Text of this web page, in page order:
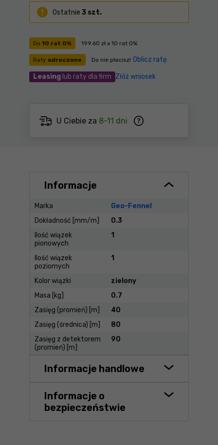
Do 10 rat 0% 199.60 zł x 10 rat 0%
Raty odroczone Do nie płacisz! Oblicz ratę
Leasing lub raty dla firm Złóż wniosek
Ostatnie 3 szt.
U Ciebie za 8-11 dni
Informacje
Marka
Geo-Fennel
Dokładność [mm/m]
0.3
Ilość wiązek
pionowych
1
Ilość wiązek
poziomych
1
Kolor wiązki
zielony
Masa [kg]
0.7
Zasięg (promień) [m]
40
Zasięg (średnica) [m]
80
Zasięg z detektorem
(promień) [m]
90
Informacje handlowe
Informacje o
bezpieczeństwie